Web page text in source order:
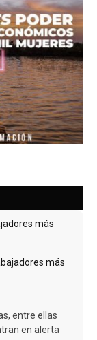
más
y obliga
podrán llamar a
previo.